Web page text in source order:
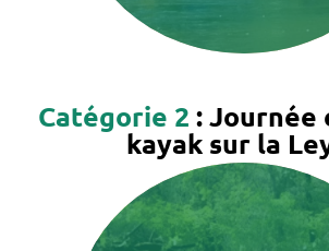
Catégorie 2 : Journée
kayak sur la